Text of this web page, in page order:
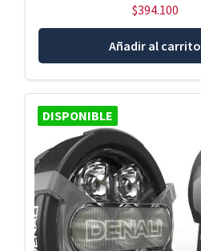
$394.100
Añadir al carrito
DISPONIBLE